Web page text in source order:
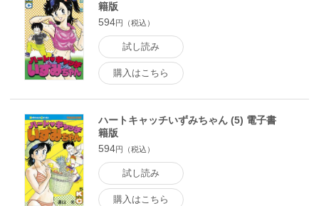
籍版
594円（税込）
試し読み
購入はこちら
ハートキャッチいずみちゃん (5) 電子書
籍版
594円（税込）
試し読み
購入はこちら